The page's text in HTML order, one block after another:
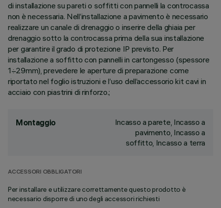
di installazione su pareti o soffitti con pannelli la controcassa
non è necessaria. Nell’installazione a pavimento è necessario
realizzare un canale di drenaggio o inserire della ghiaia per
drenaggio sotto la controcassa prima della sua installazione
per garantire il grado di protezione IP previsto. Per
installazione a soffitto con pannelli in cartongesso (spessore
1÷29mm), prevedere le aperture di preparazione come
riportato nel foglio istruzioni e l’uso dell’accessorio kit cavi in
acciaio con piastrini di rinforzo.;
Montaggio
Incasso a parete, Incasso a
pavimento, Incasso a
soffitto, Incasso a terra
ACCESSORI OBBLIGATORI
Per installare e utilizzare correttamente questo prodotto è
necessario disporre di uno degli accessori richiesti